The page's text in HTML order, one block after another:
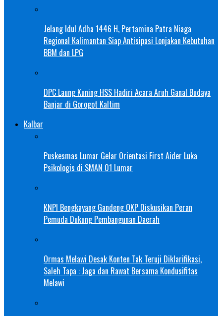
Jelang Idul Adha 1446 H, Pertamina Patra Niaga
Regional Kalimantan Siap Antisipasi Lonjakan Kebutuhan
BBM dan LPG
DPC Laung Kuning HSS Hadiri Acara Aruh Ganal Budaya
Banjar di Gorogot Kaltim
Kalbar
Puskesmas Lumar Gelar Orientasi First Aider Luka
Psikologis di SMAN 01 Lumar
KNPI Bengkayang Gandeng OKP Diskusikan Peran
Pemuda Dukung Pembangunan Daerah
Ormas Melawi Desak Konten Tak Teruji Diklarifikasi,
Saleh Tapa : Jaga dan Rawat Bersama Kondusifitas
Melawi